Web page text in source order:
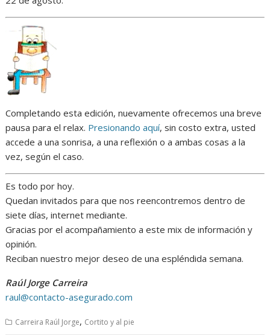
Completando esta edición, nuevamente ofrecemos una breve
pausa para el relax. Presionando aquí, sin costo extra, usted
accede a una sonrisa, a una reflexión o a ambas cosas a la
vez, según el caso.
Es todo por hoy.
Quedan invitados para que nos reencontremos dentro de
siete días, internet mediante.
Gracias por el acompañamiento a este mix de información y
opinión.
Reciban nuestro mejor deseo de una espléndida semana.
Raúl Jorge Carreira
raul@contacto-asegurado.com
Carreira Raúl Jorge, Cortito y al pie